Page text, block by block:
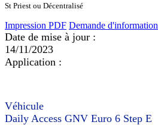
St Priest ou Décentralisé
Impression PDF Demande d'information
Date de mise à jour :
14/11/2023
Application :
Véhicule
Daily Access GNV Euro 6 Step E